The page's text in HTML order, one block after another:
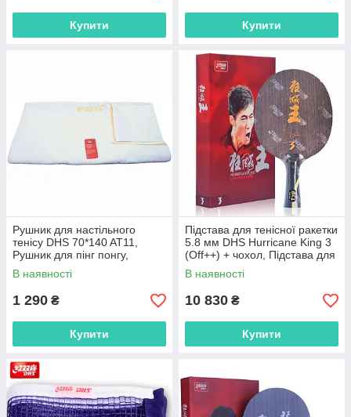
Купити Купити
Рушник для настільного
тенісу DHS 70*140 AT11,
Рушник для пінг понгу,
Тенісна білий рушник
В наявності
1 290 ₴
Купити
Підстава для тенісної ракетки
5.8 мм DHS Hurricane King 3
(Off++) + чохол, Підстава для
гри в теніс
В наявності
10 830 ₴
Купити